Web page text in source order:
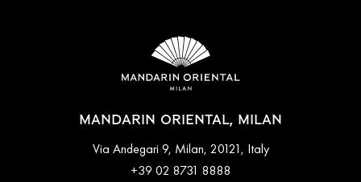
MANDARIN ORIENTAL, MILAN
Via Andegari 9, Milan, 20121, Italy
+39 02 8731 8888